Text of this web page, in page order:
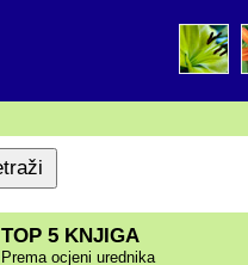
TOP 5 KNJIGA
Prema ocjeni urednika